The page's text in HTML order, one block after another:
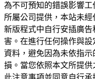
為不可預知的錯誤影響
所屬公司提供，本站未
新版程式中自行安插廣
害。在進行任何操作與
資料，避免因為未依指
損。當您依照本文所提
此注意事項並同意自行承